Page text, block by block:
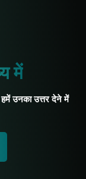
में
उनका उत्तर देने में